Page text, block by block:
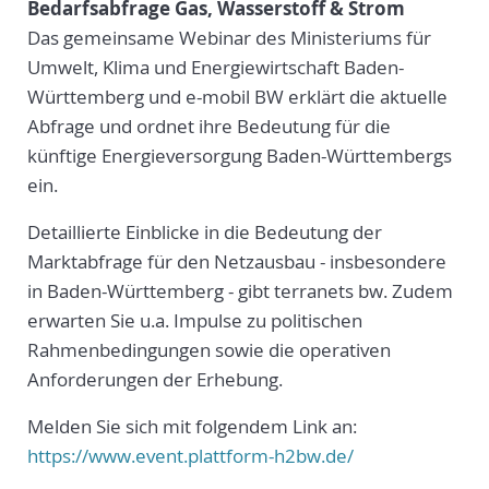
Bedarfsabfrage Gas, Wasserstoff & Strom
Das gemeinsame Webinar des Ministeriums für
Umwelt, Klima und Energiewirtschaft Baden-
Württemberg und e-mobil BW erklärt die aktuelle
Abfrage und ordnet ihre Bedeutung für die
künftige Energieversorgung Baden-Württembergs
ein.
Detaillierte Einblicke in die Bedeutung der
Marktabfrage für den Netzausbau - insbesondere
in Baden-Württemberg - gibt terranets bw. Zudem
erwarten Sie u.a. Impulse zu politischen
Rahmenbedingungen sowie die operativen
Anforderungen der Erhebung.
Melden Sie sich mit folgendem Link an:
https://www.event.plattform-h2bw.de/